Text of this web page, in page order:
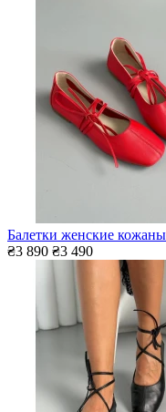
Балетки женские
₴3 890 ₴3 490